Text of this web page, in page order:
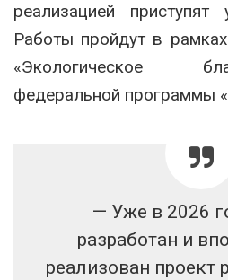
реализацией
Работы пройдут в
«Экологическое
федеральной программы
— Уже в 2026
разработан и
реализован проект